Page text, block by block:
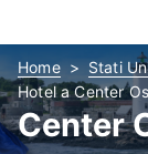
Home Stati
Hotel a Center
Center